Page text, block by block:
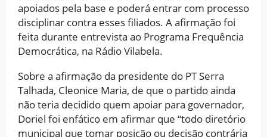
apoiados pela base e poderá entrar com processo
disciplinar contra esses filiados. A afirmação foi
feita durante entrevista ao Programa Frequência
Democrática, na Rádio Vilabela.
Sobre a afirmação da presidente do PT Serra
Talhada, Cleonice Maria, de que o partido ainda
não teria decidido quem apoiar para governador,
Doriel foi enfático em afirmar que “todo diretório
municipal que tomar posição ou decisão contrária